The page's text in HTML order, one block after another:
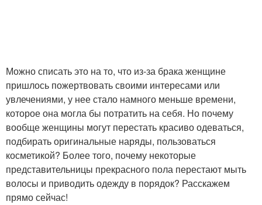
Можно списать это на то, что из-за брака женщине
пришлось пожертвовать своими интересами или
увлечениями, у нее стало намного меньше времени,
которое она могла бы потратить на себя. Но почему
вообще женщины могут перестать красиво одеваться,
подбирать оригинальные наряды, пользоваться
косметикой? Более того, почему некоторые
представительницы прекрасного пола перестают мыть
волосы и приводить одежду в порядок? Расскажем
прямо сейчас!